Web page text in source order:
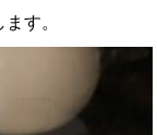
す。